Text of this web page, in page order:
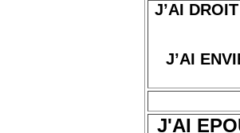
J’AI
J’AI
J'AI